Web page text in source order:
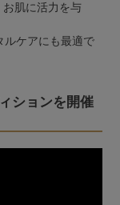
肌に活力を与
ルケアにも最適で
ションを開催